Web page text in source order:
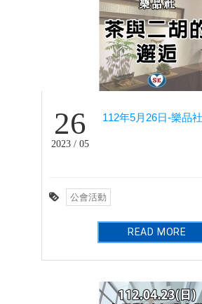
26
2023 / 05
公會活動
READ MORE